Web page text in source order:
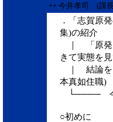
++ 今井孝司 (課
．「志賀原
集)の紹介
｜ 「原発
きて実態を
｜ 結論を
本真如住職)
└──── 今
○初めに